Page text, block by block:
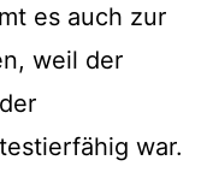
es auch zur
weil der
war.